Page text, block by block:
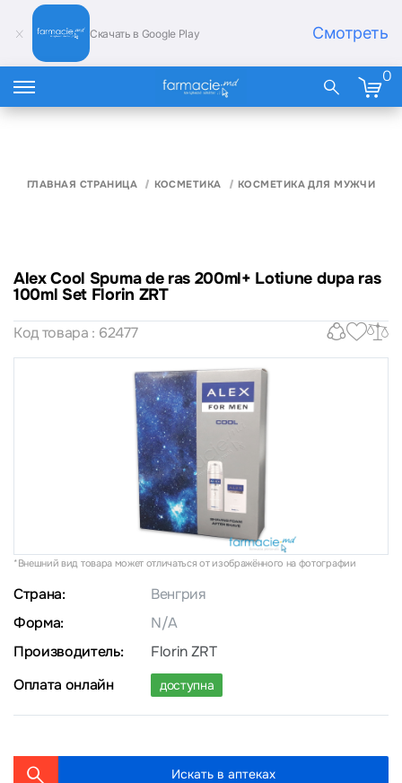
Скачать в Google Play Смотреть
0
ГЛАВНАЯ СТРАНИЦА КОСМЕТИКА КОСМЕТИКА ДЛЯ МУЖЧИН
Alex Cool Spuma de ras 200ml+ Lotiune dupa ras
100ml Set Florin ZRT
Код товара : 62477
*Внешний вид товара может отличаться от изображённого на фотографии
Страна:
Венгрия
Форма:
N/A
Производитель:
Florin ZRT
Оплата онлайн
доступна
Искать в аптеках